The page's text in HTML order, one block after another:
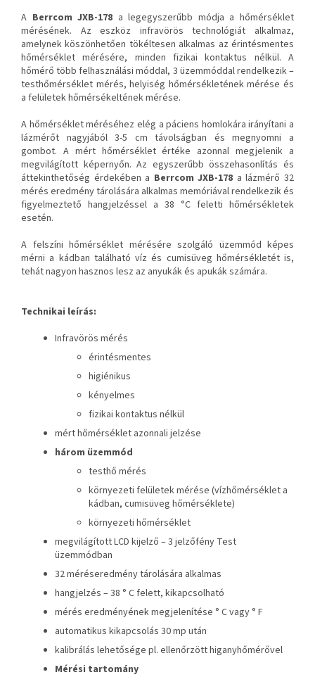
A Berrcom JXB-178 a legegyszerűbb módja a hőmérséklet
mérésének. Az eszköz infravörös technológiát alkalmaz,
amelynek köszönhetően tökéltesen alkalmas az érintésmentes
hőmérséklet mérésére, minden fizikai kontaktus nélkül. A
hőmérő több felhasználási móddal, 3 üzemmóddal rendelkezik –
testhőmérséklet mérés, helyiség hőmérsékletének mérése és
a felületek hőmérsékeltének mérése.
A hőmérséklet méréséhez elég a páciens homlokára irányítani a
lázmérőt nagyjából 3-5 cm távolságban és megnyomni a
gombot. A mért hőmérséklet értéke azonnal megjelenik a
megvilágított képernyőn. Az egyszerűbb összehasonlítás és
áttekinthetőség érdekében a Berrcom JXB-178 a lázmérő 32
mérés eredmény tárolására alkalmas memóriával rendelkezik és
figyelmeztető hangjelzéssel a 38 °C feletti hőmérsékletek
esetén.
A felszíni hőmérséklet mérésére szolgáló üzemmód képes
mérni a kádban található víz és cumisüveg hőmérsékletét is,
tehát nagyon hasznos lesz az anyukák és apukák számára.
Technikai leírás:
Infravörös mérés
érintésmentes
higiénikus
kényelmes
fizikai kontaktus nélkül
mért hőmérséklet azonnali jelzése
három üzemmód
testhő mérés
környezeti felületek mérése (vízhőmérséklet a
kádban, cumisüveg hőmérséklete)
környezeti hőmérséklet
megvilágított LCD kijelző – 3 jelzőfény Test
üzemmódban
32 méréseredmény tárolására alkalmas
hangjelzés – 38 ° C felett, kikapcsolható
mérés eredményének megjelenítése ° C vagy ° F
automatikus kikapcsolás 30 mp után
kalibrálás lehetősége pl. ellenőrzött higanyhőmérővel
Mérési tartomány